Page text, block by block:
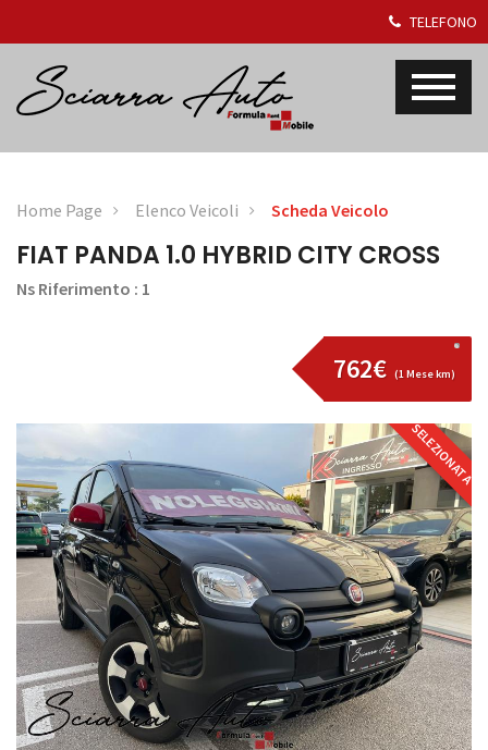
TELEFONO
Home Page Elenco Veicoli Scheda Veicolo
FIAT PANDA 1.0 HYBRID CITY CROSS
Ns Riferimento : 1
762€ (1 Mese km)
SELEZIONATA